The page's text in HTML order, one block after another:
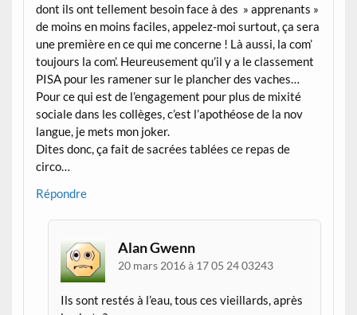
dont ils ont tellement besoin face à des » apprenants »
de moins en moins faciles, appelez-moi surtout, ça sera
une première en ce qui me concerne ! Là aussi, la com’
toujours la com’. Heureusement qu’il y a le classement
PISA pour les ramener sur le plancher des vaches…
Pour ce qui est de l’engagement pour plus de mixité
sociale dans les collèges, c’est l’apothéose de la nov
langue, je mets mon joker.
Dites donc, ça fait de sacrées tablées ce repas de
circo…
Répondre
Alan Gwenn
20 mars 2016 à 17 05 24 03243
Ils sont restés à l’eau, tous ces vieillards, après